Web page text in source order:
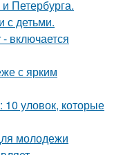
Петербурга.
с детьми.
включается
с ярким
уловок, которые
молодежи